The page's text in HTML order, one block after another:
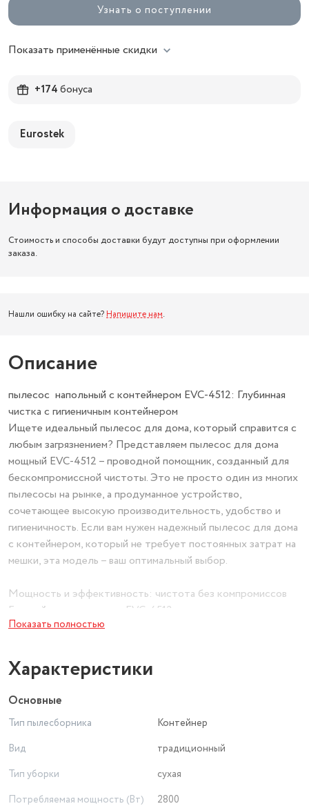
Узнать о поступлении
Показать применённые скидки
+174бонуса
Eurostek
Информация о доставке
Стоимость и способы доставки будут доступны при оформлении
заказа.
Нашли ошибку на сайте? Напишите нам.
Описание
пылесос напольный с контейнером EVC-4512: Глубинная
чистка с гигиеничным контейнером
Ищете идеальный пылесос для дома, который справится с
любым загрязнением? Представляем пылесос для дома
мощный EVC-4512 – проводной помощник, созданный для
бескомпромиссной чистоты. Это не просто один из многих
пылесосы на рынке, а продуманное устройство,
сочетающее высокую производительность, удобство и
гигиеничность. Если вам нужен надежный пылесос для дома
с контейнером, который не требует постоянных затрат на
мешки, эта модель – ваш оптимальный выбор.
Мощность и эффективность: чистота без компромиссов
Главный козырь модели EVC-4512 – это выдающаяся
мощность всасывания, которая остается стабильной даже
мощный с контейнером легко убирает не только
поверхностный мусор, но и глубоко засевшую в коврах
пыль, шерсть домашних животных и аллергены. Он создан
некачественной уборкой.
Этот пылесос для дома с контейнером оснащен
прозрачным пластиковым пылесборником, который легко
Показать полностью
Характеристики
Основные
Тип пылесборника
Контейнер
Вид
традиционный
Тип уборки
сухая
Потребляемая мощность (Вт)
2800